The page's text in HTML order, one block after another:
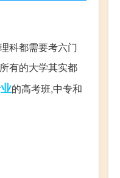
科都需要考六门
有的大学其实都
的高考班,中专和